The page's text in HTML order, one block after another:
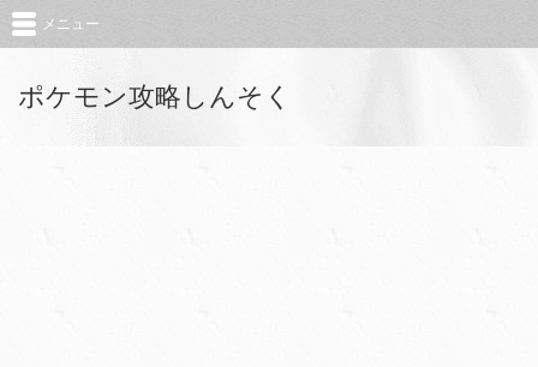
ポケモン攻略しんそく
メニュー